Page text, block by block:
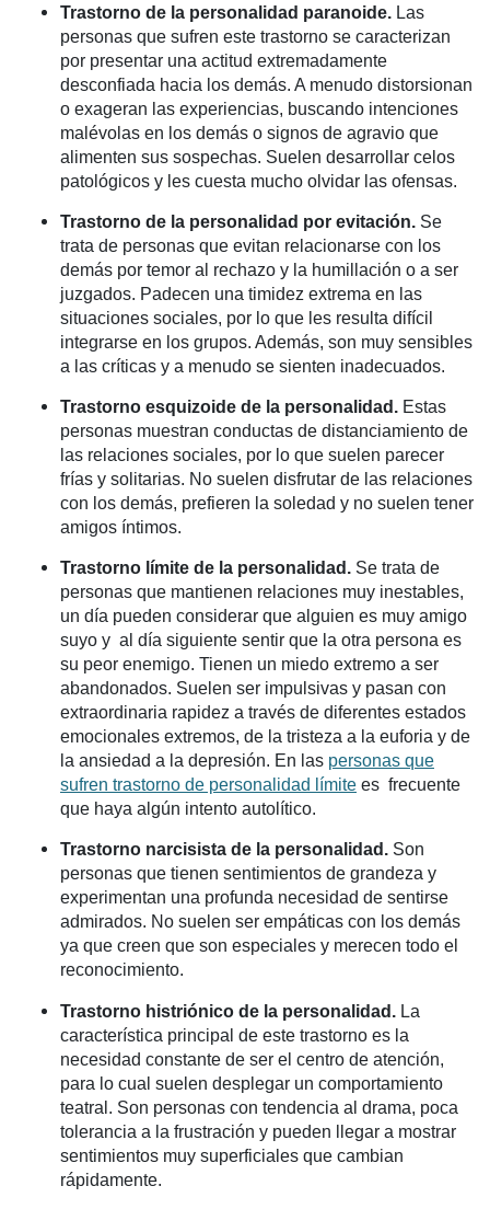
Trastorno de la personalidad paranoide. Las
personas que sufren este trastorno se caracterizan
por presentar una actitud extremadamente
desconfiada hacia los demás. A menudo distorsionan
o exageran las experiencias, buscando intenciones
malévolas en los demás o signos de agravio que
alimenten sus sospechas. Suelen desarrollar celos
patológicos y les cuesta mucho olvidar las ofensas.
Trastorno de la personalidad por evitación. Se
trata de personas que evitan relacionarse con los
demás por temor al rechazo y la humillación o a ser
juzgados. Padecen una timidez extrema en las
situaciones sociales, por lo que les resulta difícil
integrarse en los grupos. Además, son muy sensibles
a las críticas y a menudo se sienten inadecuados.
Trastorno esquizoide de la personalidad. Estas
personas muestran conductas de distanciamiento de
las relaciones sociales, por lo que suelen parecer
frías y solitarias. No suelen disfrutar de las relaciones
con los demás, prefieren la soledad y no suelen tener
amigos íntimos.
Trastorno límite de la personalidad. Se trata de
personas que mantienen relaciones muy inestables,
un día pueden considerar que alguien es muy amigo
suyo y al día siguiente sentir que la otra persona es
su peor enemigo. Tienen un miedo extremo a ser
abandonados. Suelen ser impulsivas y pasan con
extraordinaria rapidez a través de diferentes estados
emocionales extremos, de la tristeza a la euforia y de
la ansiedad a la depresión. En las personas que
sufren trastorno de personalidad límite es frecuente
que haya algún intento autolítico.
Trastorno narcisista de la personalidad. Son
personas que tienen sentimientos de grandeza y
experimentan una profunda necesidad de sentirse
admirados. No suelen ser empáticas con los demás
ya que creen que son especiales y merecen todo el
reconocimiento.
Trastorno histriónico de la personalidad. La
característica principal de este trastorno es la
necesidad constante de ser el centro de atención,
para lo cual suelen desplegar un comportamiento
teatral. Son personas con tendencia al drama, poca
tolerancia a la frustración y pueden llegar a mostrar
sentimientos muy superficiales que cambian
rápidamente.